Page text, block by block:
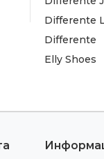
Differente
Differente
Elly Shoes